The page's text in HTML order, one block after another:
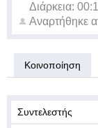
Διάρκεια:
Αναρτήθηκε
Κοινοποίηση
Συντελεστής